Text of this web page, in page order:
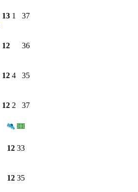
13 1 37
12 36
12 4 35
12 2 37
12 33
12 35